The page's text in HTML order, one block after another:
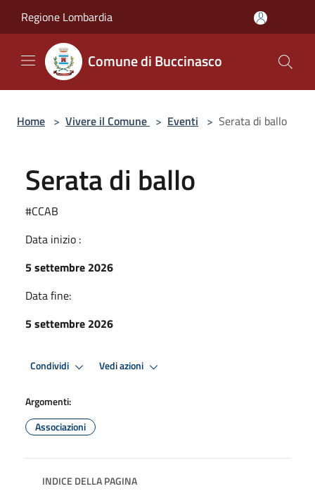
Regione Lombardia
Comune di Buccinasco
Home > Vivere il Comune > Eventi > Serata di ballo
Serata di ballo
#CCAB
Data inizio :
5 settembre 2026
Data fine:
5 settembre 2026
Condividi Vedi azioni
Argomenti:
Associazioni
INDICE DELLA PAGINA